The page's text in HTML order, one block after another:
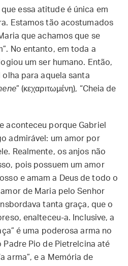
essa atitude é única em
Estamos tão acostumados
que achamos que se
No entanto, em toda a
um ser humano. Então,
para aquela santa
” (κεχαριτωμένη), “Cheia de
aconteceu porque Gabriel
admirável: um amor por
Realmente, os anjos não
pois possuem um amor
e amam a Deus de todo o
de Maria pelo Senhor
tanta graça, que o
enalteceu-a. Inclusive, a
é uma poderosa arma no
Pio de Pietrelcina até
arma”, e a Memória de